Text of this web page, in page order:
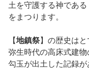
土を守護する神である
をまつります。
【地鎮祭】の歴史はと
弥生時代の高床式建物
勾玉が出土した記録が